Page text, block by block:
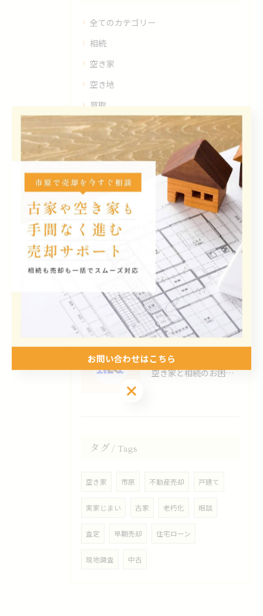
全てのカテゴリー
相続
空き家
空き地
買取
ワンストップサービス
最近の投稿 Recent Posts
2026/06/23
空き家と相続のお困りごと相談会を市原市民会館にて開催いたします！
2026/06/09
ホームページをリニューアルオープンしました！
2026/05/21
空き家と相続のお困りごと相談会を市原市役所にて開催いたしました！
タグ Tags
空き家 市原 不動産売却 戸建て
実家じまい 古家 老朽化 相談
査定 早期売却 住宅ローン
現地調査 中古
お問い合わせはこちら